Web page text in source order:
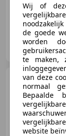
Legendary Classics
NL-4871 EN
Wij of
de goede
worden
te maken,
van deze
normaal
Bepaalde
website